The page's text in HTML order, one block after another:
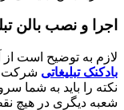
اجرا و نصب بالن
لازم به توضیح است از
بادکنک تبلیغاتی شرکت
نکته را باید به شما
شعبه دیگری در هیچ